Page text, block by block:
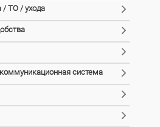
/ ТО / ухода
система